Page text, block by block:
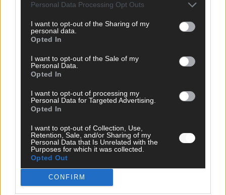
Personal Data Processing Opt Outs
I want to opt-out of the Sharing of my
personal data.
Opted In
I want to opt-out of the Sale of my
Personal Data.
Opted In
I want to opt-out of processing my
Personal Data for Targeted Advertising.
Opted In
I want to opt-out of Collection, Use,
Retention, Sale, and/or Sharing of my
Personal Data that Is Unrelated with the
Purposes for which it was collected.
Opted Out
CONFIRM